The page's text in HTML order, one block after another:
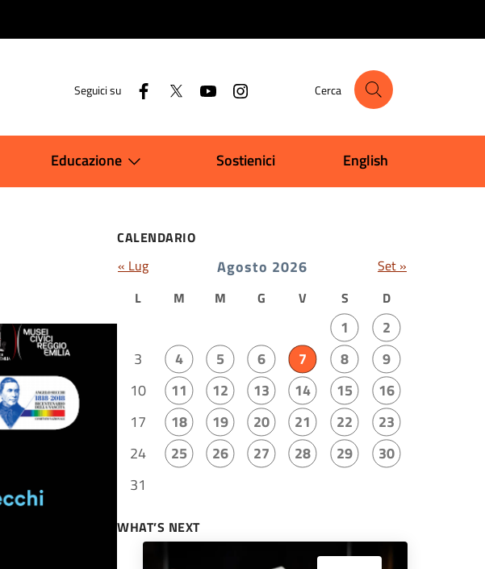
Seguici su Cerca
Educazione Sostienici English
CALENDARIO
Agosto 2026
L M M G V S D
1
2
3
4 5 6 7 8
9
10
11 12 13 14 15
16
17
18 19 20 21 22
23
24
25 26 27 28 29
30
31
« Lug Set »
WHAT’S NEXT